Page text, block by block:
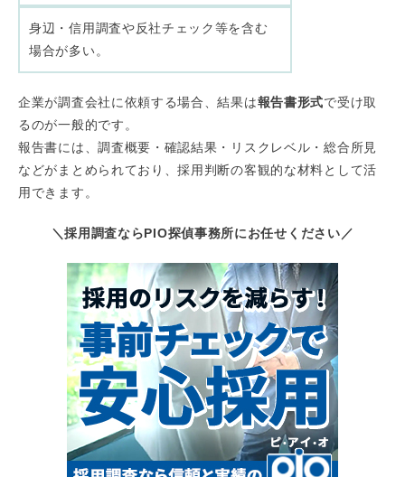
身辺・信用調査や反社チェック等を含む
場合が多い。
企業が調査会社に依頼する場合、結果は報告書形式で受け取
るのが一般的です。
報告書には、調査概要・確認結果・リスクレベル・総合所見
などがまとめられており、採用判断の客観的な材料として活
用できます。
＼採用調査ならPIO探偵事務所にお任せください／